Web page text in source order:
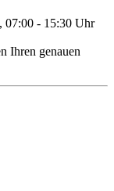
07:00 - 15:30 Uhr
Ihren genauen